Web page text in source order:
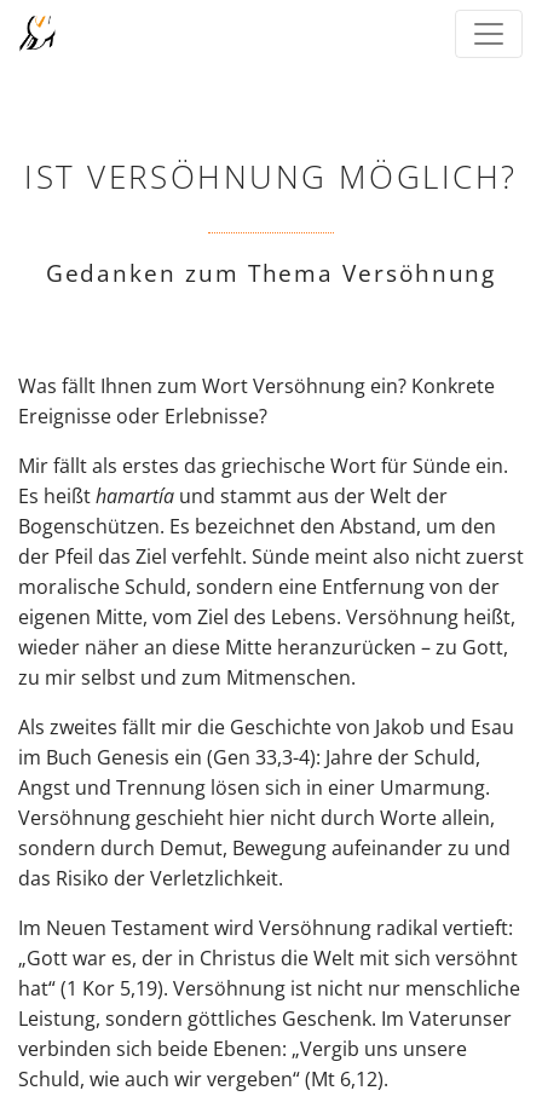
IST VERSÖHNUNG MÖGLICH?
Gedanken zum Thema Versöhnung
Was fällt Ihnen zum Wort Versöhnung ein? Konkrete
Ereignisse oder Erlebnisse?
Mir fällt als erstes das griechische Wort für Sünde ein.
Es heißthamartía und stammt aus der Welt der
Bogenschützen. Es bezeichnet den Abstand, um den
der Pfeil das Ziel verfehlt. Sünde meint also nicht zuerst
moralische Schuld, sondern eine Entfernung von der
eigenen Mitte, vom Ziel des Lebens. Versöhnung heißt,
wieder näher an diese Mitte heranzurücken – zu Gott,
zu mir selbst und zum Mitmenschen.
Als zweites fällt mir die Geschichte von Jakob und Esau
im Buch Genesis ein (Gen 33,3-4): Jahre der Schuld,
Angst und Trennung lösen sich in einer Umarmung.
Versöhnung geschieht hier nicht durch Worte allein,
sondern durch Demut, Bewegung aufeinander zu und
das Risiko der Verletzlichkeit.
Im Neuen Testament wird Versöhnung radikal vertieft:
„Gott war es, der in Christus die Welt mit sich versöhnt
hat“ (1 Kor 5,19). Versöhnung ist nicht nur menschliche
Leistung, sondern göttliches Geschenk. Im Vaterunser
verbinden sich beide Ebenen: „Vergib uns unsere
Schuld, wie auch wir vergeben“ (Mt 6,12).